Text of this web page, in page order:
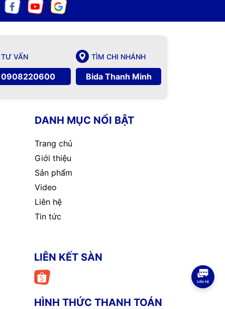
TƯ VẤN
0908220600
TÌM CHI NHÁNH
Bida Thanh Minh
DANH MỤC NỔI BẬT
Trang chủ
Giới thiệu
Sản phẩm
Video
Liên hệ
Tin tức
LIÊN KẾT SÀN
HÌNH THỨC THANH TOÁN